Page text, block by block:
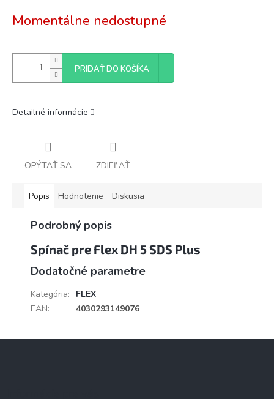
cena:
Momentálne nedostupné
PRIDAŤ DO KOŠÍKA
Detailné informácie
OPÝTAŤ SA ZDIEĽAŤ
Popis Hodnotenie Diskusia
Podrobný popis
Spínač pre Flex DH 5 SDS Plus
Dodatočné parametre
Kategória:
FLEX
EAN: 4030293149076